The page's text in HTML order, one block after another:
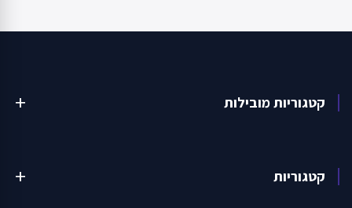
קטגוריות מובילות add
קטגוריות add